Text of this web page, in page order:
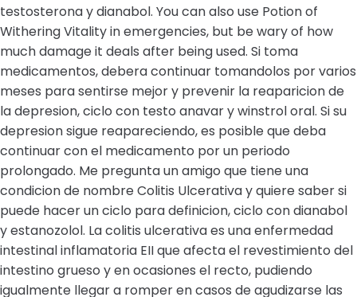
testosterona y dianabol. You can also use Potion of
Withering Vitality in emergencies, but be wary of how
much damage it deals after being used. Si toma
medicamentos, debera continuar tomandolos por varios
meses para sentirse mejor y prevenir la reaparicion de
la depresion, ciclo con testo anavar y winstrol oral. Si su
depresion sigue reapareciendo, es posible que deba
continuar con el medicamento por un periodo
prolongado. Me pregunta un amigo que tiene una
condicion de nombre Colitis Ulcerativa y quiere saber si
puede hacer un ciclo para definicion, ciclo con dianabol
y estanozolol. La colitis ulcerativa es una enfermedad
intestinal inflamatoria EII que afecta el revestimiento del
intestino grueso y en ocasiones el recto, pudiendo
igualmente llegar a romper en casos de agudizarse las